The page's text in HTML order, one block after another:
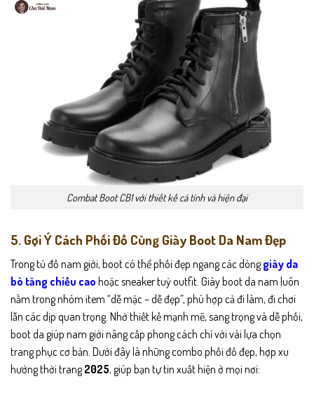
Combat Boot CB1 với thiết kế cá tính và hiện đại
5. Gợi Ý Cách Phối Đồ Cùng Giày Boot Da Nam Đẹp
Trong tủ đồ nam giới, boot có thể phối đẹp ngang các dònggiày da
bò tăng chiều cao hoặc sneaker tuỳ outfit. Giày boot da nam luôn
nằm trong nhóm item “dễ mặc – dễ đẹp”, phù hợp cả đi làm, đi chơi
lẫn các dịp quan trọng. Nhờ thiết kế mạnh mẽ, sang trọng và dễ phối,
boot da giúp nam giới nâng cấp phong cách chỉ với vài lựa chọn
trang phục cơ bản. Dưới đây là những combo phối đồ đẹp, hợp xu
hướng thời trang2025, giúp bạn tự tin xuất hiện ở mọi nơi: